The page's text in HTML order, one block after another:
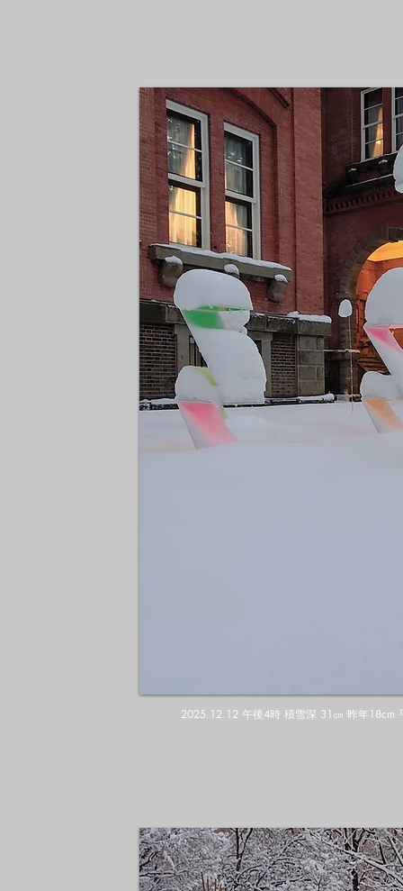
2025.12.12 午後4時 積雪深 31㎝ 昨年